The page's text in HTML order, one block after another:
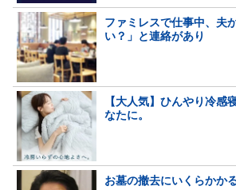
ファミレスで仕事中、夫
い？」と連絡があり
【大人気】ひんやり冷感
なたに。
お墓の撤去にいくらかか